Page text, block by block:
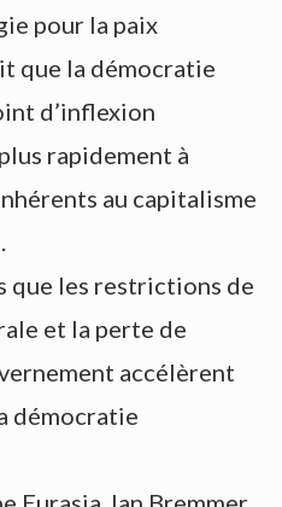
pour la paix
que la démocratie
d’inflexion
rapidement à
au capitalisme
que les restrictions de
et la perte de
accélèrent
démocratie